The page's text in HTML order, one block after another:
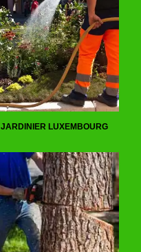
JARDINIER LUXEMBOURG